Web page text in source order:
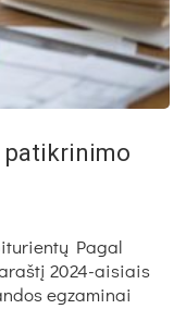
patikrinimo
Pagal
2024-aisiais
egzaminai